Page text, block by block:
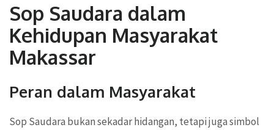
Sop Saudara dalam
Kehidupan Masyarakat
Makassar
Peran dalam Masyarakat
Sop Saudara bukan sekadar hidangan, tetapi juga simbol